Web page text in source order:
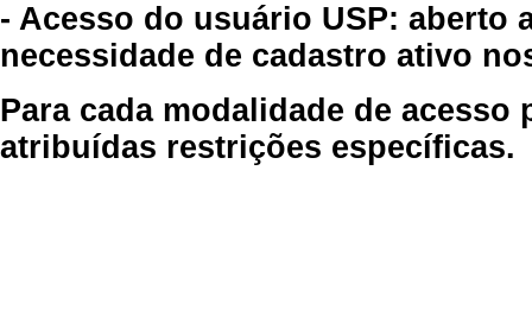
- Acesso do usuário USP: aberto
necessidade de cadastro ativo
Para cada modalidade de
atribuídas restrições específicas.